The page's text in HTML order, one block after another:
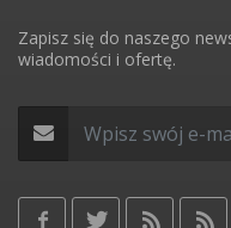
Zapisz się do naszego
wiadomości i ofertę.